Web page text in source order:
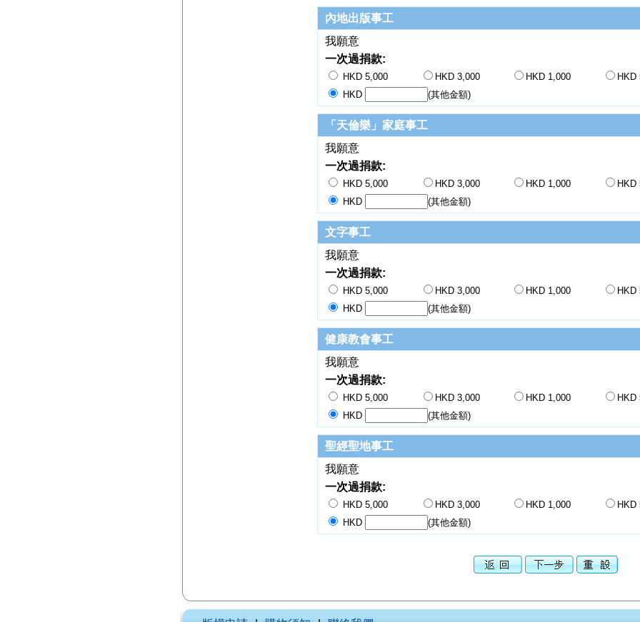
內地出版事工
我願意
一次過捐款:
HKD 5,000 HKD 3,000 HKD 1,000
HKD
HKD
(其他金額)
「天倫樂」家庭事工
我願意
一次過捐款:
HKD 5,000 HKD 3,000 HKD 1,000
HKD
HKD
(其他金額)
文字事工
我願意
一次過捐款:
HKD 5,000 HKD 3,000 HKD 1,000
HKD
HKD
(其他金額)
健康教會事工
我願意
一次過捐款:
HKD 5,000 HKD 3,000 HKD 1,000
HKD
HKD
(其他金額)
聖經聖地事工
我願意
一次過捐款:
HKD 5,000 HKD 3,000 HKD 1,000
HKD
HKD
(其他金額)